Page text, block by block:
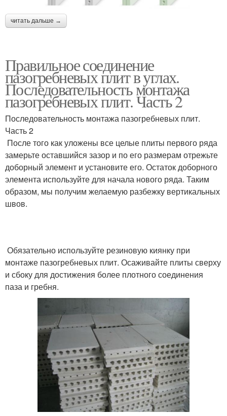
читать дальше →
Правильное соединение
пазогребневых плит в углах.
Последовательность монтажа
пазогребневых плит. Часть 2
Последовательность монтажа пазогребневых плит.
Часть 2
После того как уложены все целые плиты первого ряда
замерьте оставшийся зазор и по его размерам отрежьте
доборный элемент и установите его. Остаток доборного
элемента используйте для начала нового ряда. Таким
образом, мы получим желаемую разбежку вертикальных
швов.
Обязательно используйте резиновую киянку при
монтаже пазогребневых плит. Осаживайте плиты сверху
и сбоку для достижения более плотного соединения
паза и гребня.